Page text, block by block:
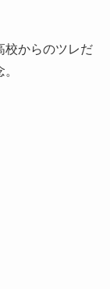
校からのツレだ